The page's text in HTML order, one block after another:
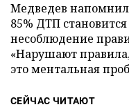
Медведев
85% ДТП
несоблюдение
«Нарушают
это ментальная
СЕЙЧАС ЧИТАЮТ